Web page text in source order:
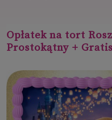
Opłatek na tort
Prostokątny +